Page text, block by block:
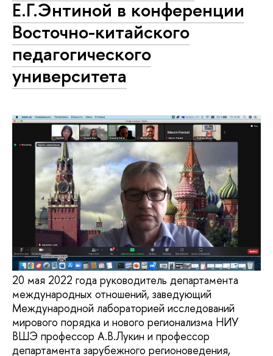
Е.Г.Энтиной в конференции
Восточно-китайского
педагогического
университета
20 мая 2022 года руководитель департамента
международных отношений, заведующий
Международной лабораторией исследований
мирового порядка и нового регионализма НИУ
ВШЭ профессор А.В.Лукин и профессор
департамента зарубежного регионоведения,